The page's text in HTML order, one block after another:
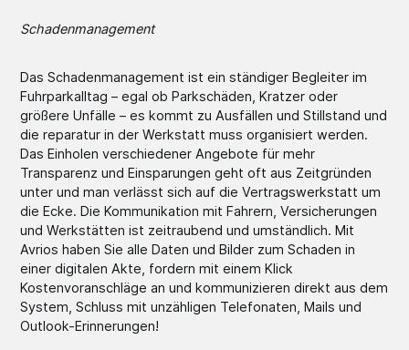
Schadenmanagement
Das Schadenmanagement ist ein ständiger Begleiter im
Fuhrparkalltag – egal ob Parkschäden, Kratzer oder
größere Unfälle – es kommt zu Ausfällen und Stillstand und
die reparatur in der Werkstatt muss organisiert werden.
Das Einholen verschiedener Angebote für mehr
Transparenz und Einsparungen geht oft aus Zeitgründen
unter und man verlässt sich auf die Vertragswerkstatt um
die Ecke. Die Kommunikation mit Fahrern, Versicherungen
und Werkstätten ist zeitraubend und umständlich. Mit
Avrios haben Sie alle Daten und Bilder zum Schaden in
einer digitalen Akte, fordern mit einem Klick
Kostenvoranschläge an und kommunizieren direkt aus dem
System, Schluss mit unzähligen Telefonaten, Mails und
Outlook-Erinnerungen!